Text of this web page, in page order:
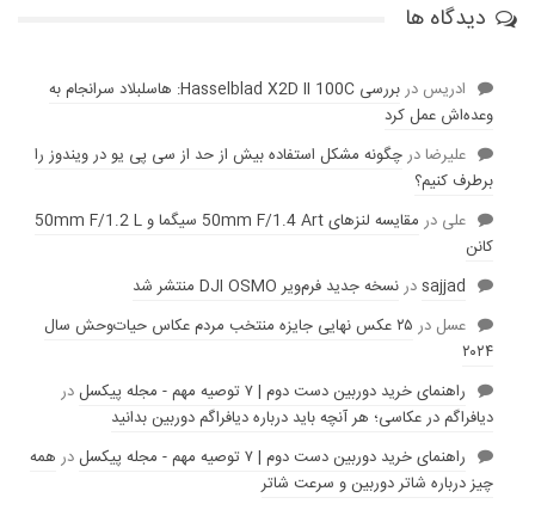
دیدگاه ها
ادریس در
بررسی Hasselblad X2D II 100C: هاسلبلاد سرانجام به
وعده‌‌اش عمل کرد
عليرضادرچگونه مشکل استفاده بیش از حد از سی پی یو در ویندوز را
برطرف کنیم؟
علی در
مقایسه لنز‌های 50mm F/1.4 Art سیگما و 50mm F/1.2 L
کانن
sajjadدرنسخه جدید فرم‌ویر DJI OSMO منتشر شد
عسل در
۲۵ عکس نهایی جایزه منتخب مردم عکاس حیات‌وحش سال
۲۰۲۴
راهنمای خرید دوربین دست دوم | ۷ توصیه مهم - مجله پیکسل
در
دیافراگم در عکاسی؛ هر آنچه باید درباره دیافراگم دوربین بدانید
راهنمای خرید دوربین دست دوم | ۷ توصیه مهم - مجله پیکسل
در همه
چیز درباره شاتر دوربین و سرعت شاتر